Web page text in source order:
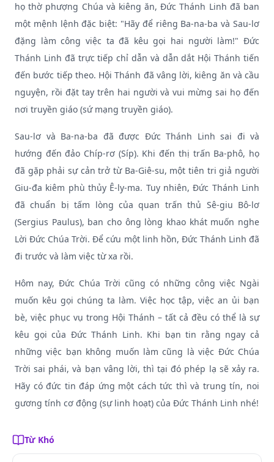
họ thờ phượng Chúa và kiêng ăn, Đức Thánh Linh đã ban
một mệnh lệnh đặc biệt: "Hãy để riêng Ba-na-ba và Sau-lơ
đặng làm công việc ta đã kêu gọi hai người làm!" Đức
Thánh Linh đã trực tiếp chỉ dẫn và dẫn dắt Hội Thánh tiến
đến bước tiếp theo. Hội Thánh đã vâng lời, kiêng ăn và cầu
nguyện, rồi đặt tay trên hai người và vui mừng sai họ đến
nơi truyền giáo (sứ mạng truyền giáo).
Sau-lơ và Ba-na-ba đã được Đức Thánh Linh sai đi và
hướng đến đảo Chíp-rơ (Síp). Khi đến thị trấn Ba-phô, họ
đã gặp phải sự cản trở từ Ba-Giê-su, một tiên tri giả người
Giu-đa kiêm phù thủy Ê-ly-ma. Tuy nhiên, Đức Thánh Linh
đã chuẩn bị tấm lòng của quan trấn thủ Sê-giu Bô-lơ
(Sergius Paulus), ban cho ông lòng khao khát muốn nghe
Lời Đức Chúa Trời. Để cứu một linh hồn, Đức Thánh Linh đã
đi trước và làm việc từ xa rồi.
Hôm nay, Đức Chúa Trời cũng có những công việc Ngài
muốn kêu gọi chúng ta làm. Việc học tập, việc an ủi bạn
bè, việc phục vụ trong Hội Thánh – tất cả đều có thể là sự
kêu gọi của Đức Thánh Linh. Khi bạn tin rằng ngay cả
những việc bạn không muốn làm cũng là việc Đức Chúa
Trời sai phái, và bạn vâng lời, thì tại đó phép lạ sẽ xảy ra.
Hãy có đức tin đáp ứng một cách tức thì và trung tín, noi
gương tính cơ động (sự linh hoạt) của Đức Thánh Linh nhé!
Từ Khó